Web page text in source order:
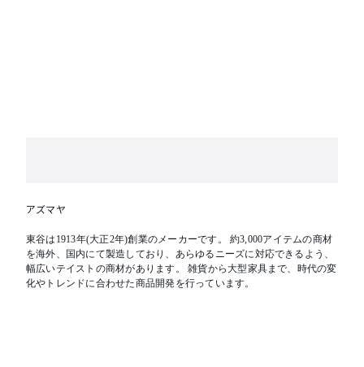
アズマヤ
東谷は1913年(大正2年)創業のメーカーです。 約3,000アイテムの商材
を海外、国内にて製造しており、あらゆるニーズに対応できるよう、
幅広いテイストの商材があります。 雑貨から大型家具まで、時代の変
化やトレンドに合わせた商品開発を行っています。